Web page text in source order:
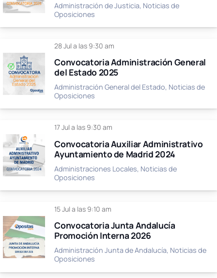
Administración de Justicia, Noticias de
Oposiciones
28 Jul a las 9:30 am
Convocatoria Administración General
del Estado 2025
Administración General del Estado, Noticias de
Oposiciones
17 Jul a las 9:30 am
Convocatoria Auxiliar Administrativo
Ayuntamiento de Madrid 2024
Administraciones Locales, Noticias de
Oposiciones
15 Jul a las 9:10 am
Convocatoria Junta Andalucía
Promoción Interna 2026
Administración Junta de Andalucía, Noticias de
Oposiciones